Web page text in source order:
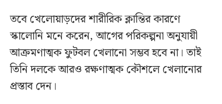
তবে খেলোয়াড়দের শারীরিক ক্লান্তির কারণে
স্কালোনি মনে করেন, আগের পরিকল্পনা অনুযায়ী
আক্রমণাত্মক ফুটবল খেলানো সম্ভব হবে না। তাই
তিনি দলকে আরও রক্ষণাত্মক কৌশলে খেলানোর
প্রস্তাব দেন।